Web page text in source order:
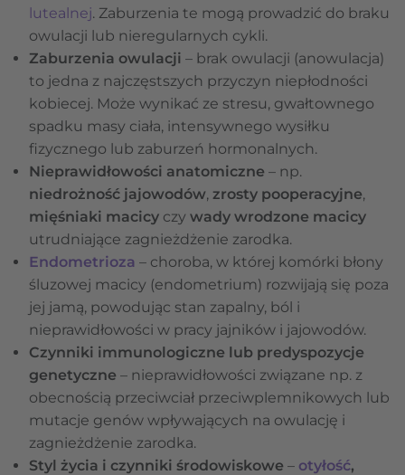
lutealnej. Zaburzenia te mogą prowadzić do braku
owulacji lub nieregularnych cykli.
Zaburzenia owulacji – brak owulacji (anowulacja)
to jedna z najczęstszych przyczyn niepłodności
kobiecej. Może wynikać ze stresu, gwałtownego
spadku masy ciała, intensywnego wysiłku
fizycznego lub zaburzeń hormonalnych.
Nieprawidłowości anatomiczne – np.
niedrożność jajowodów, zrosty pooperacyjne,
mięśniaki macicy czy wady wrodzone macicy
utrudniające zagnieżdżenie zarodka.
Endometrioza – choroba, w której komórki błony
śluzowej macicy (endometrium) rozwijają się poza
jej jamą, powodując stan zapalny, ból i
nieprawidłowości w pracy jajników i jajowodów.
Czynniki immunologiczne lub predyspozycje
genetyczne – nieprawidłowości związane np. z
obecnością przeciwciał przeciwplemnikowych lub
mutacje genów wpływających na owulację i
zagnieżdżenie zarodka.
Styl życia i czynniki środowiskowe – otyłość,